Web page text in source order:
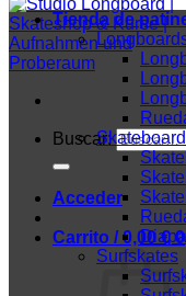
Buscar:
Acceder
Carrito /0,00€ 0
Tienda de
Surfskates